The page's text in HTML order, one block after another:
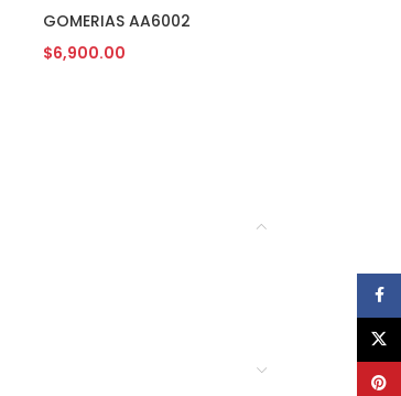
GOMERIAS AA6002
$6,900.00